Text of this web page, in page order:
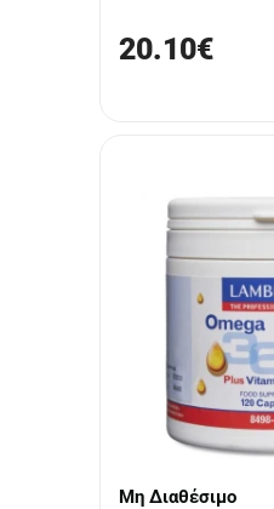
20.10€
Μη Διαθέσιμο